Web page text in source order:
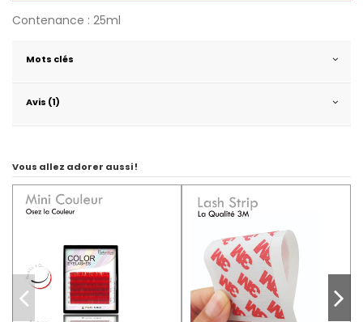
Contenance : 25ml
Mots clés
Avis (1)
Vous allez adorer aussi !